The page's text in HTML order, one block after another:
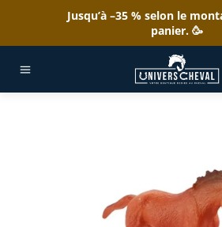
contenu
Jusqu’à –35 % selon le
panier. 🥳
FIGURINE POULAIN MINIATURE